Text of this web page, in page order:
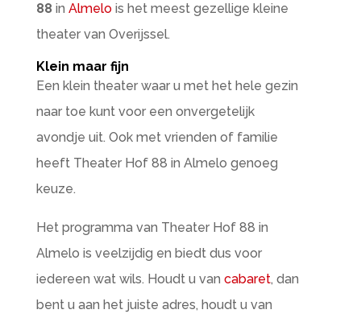
88 in Almelois het meest gezellige kleine
theater van Overijssel.
Klein maar fijn
Een klein theater waar u met het hele gezin
naar toe kunt voor een onvergetelijk
avondje uit. Ook met vrienden of familie
heeft Theater Hof 88 in Almelo genoeg
keuze.
Het programma van Theater Hof 88 in
Almelo is veelzijdig en biedt dus voor
iedereen wat wils. Houdt u van cabaret, dan
bent u aan het juiste adres, houdt u van